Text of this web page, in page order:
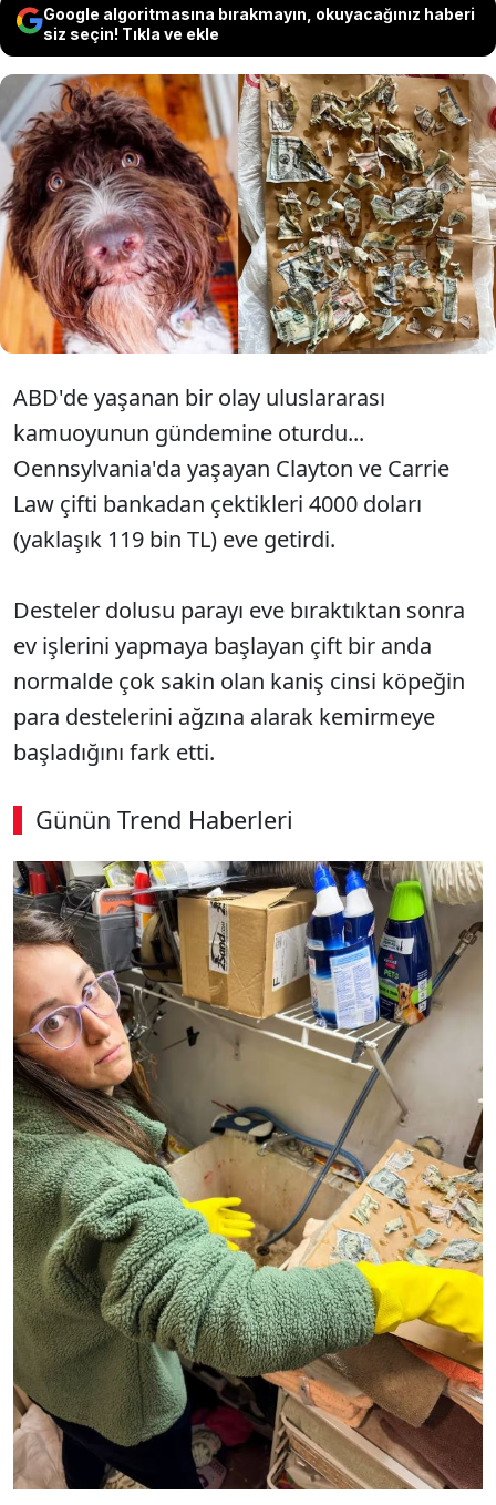
Google algoritmasına bırakmayın, okuyacağınız haberi
siz seçin! Tıkla ve ekle
Evcil köpek sahibi genç bir
çiftin yaşadığı olay gündem
oldu.
ABD'de yaşanan bir olay uluslararası
kamuoyunun gündemine oturdu...
Oennsylvania'da yaşayan Clayton ve Carrie
Law çifti bankadan çektikleri 4000 doları
(yaklaşık 119 bin TL) eve getirdi.
Desteler dolusu parayı eve bıraktıktan sonra
ev işlerini yapmaya başlayan çift bir anda
normalde çok sakin olan kaniş cinsi köpeğin
para destelerini ağzına alarak kemirmeye
başladığını fark etti.
Günün Trend Haberleri